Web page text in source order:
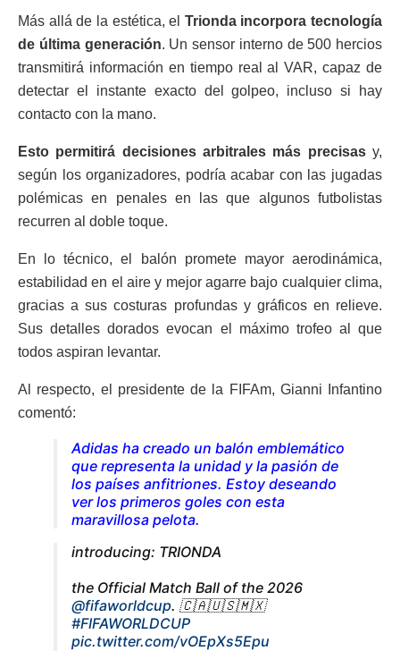
Más allá de la estética, el Trionda incorpora tecnología
de última generación. Un sensor interno de 500 hercios
transmitirá información en tiempo real al VAR, capaz de
detectar el instante exacto del golpeo, incluso si hay
contacto con la mano.
Esto permitirá decisiones arbitrales más precisasy,
según los organizadores, podría acabar con las jugadas
polémicas en penales en las que algunos futbolistas
recurren al doble toque.
En lo técnico, el balón promete mayor aerodinámica,
estabilidad en el aire y mejor agarre bajo cualquier clima,
gracias a sus costuras profundas y gráficos en relieve.
Sus detalles dorados evocan el máximo trofeo al que
todos aspiran levantar.
Al respecto, el presidente de la FIFAm, Gianni Infantino
comentó:
Adidas ha creado un balón emblemático
que representa la unidad y la pasión de
los países anfitriones. Estoy deseando
ver los primeros goles con esta
maravillosa pelota.
introducing: TRIONDA ​
the Official Match Ball of the 2026
@fifaworldcup. 🇨🇦🇺🇸🇲🇽​
#FIFAWORLDCUP
pic.twitter.com/vOEpXs5Epu